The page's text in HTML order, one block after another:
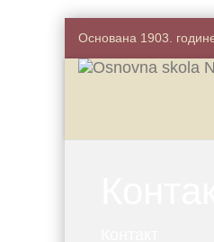
Основана 1903.